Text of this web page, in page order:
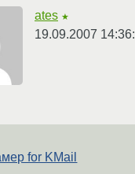
ates ★
19.09.2007
for KMail